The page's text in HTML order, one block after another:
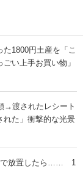
1800円土産を「こ
い上手お買い物」
→渡されたレシート
た」衝撃的な光景
で放置したら…… 1